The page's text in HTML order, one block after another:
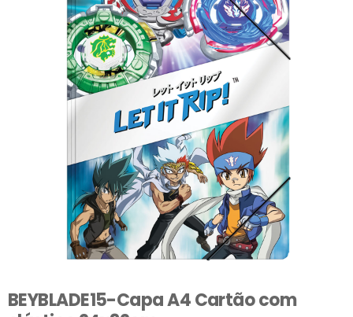
BEYBLADE15-Capa A4 Cartão com